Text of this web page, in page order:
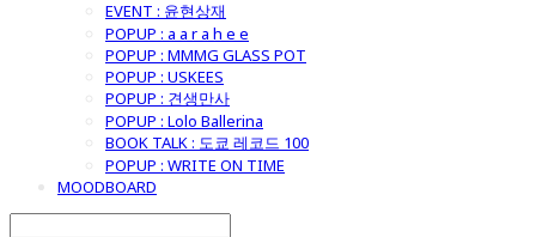
EVENT : 윤현상재
POPUP : a a r a h e e
POPUP : MMMG GLASS POT
POPUP : USKEES
POPUP : 견생만사
POPUP : Lolo Ballerina
BOOK TALK : 도쿄 레코드 100
POPUP : WRITE ON TIME
MOODBOARD